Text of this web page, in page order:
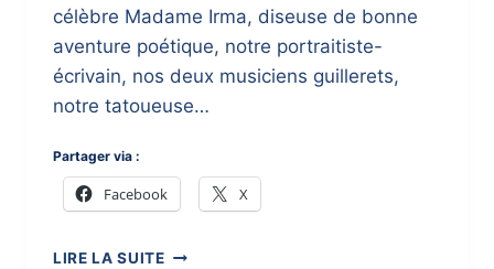
célèbre Madame Irma, diseuse de bonne
aventure poétique, notre portraitiste-
écrivain, nos deux musiciens guillerets,
notre tatoueuse…
Partager via :
Facebook X
LIRE LA SUITEPARTIR-